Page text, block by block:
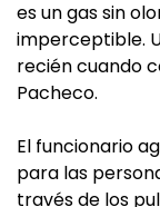
es un gas sin
imperceptible.
recién cuando
Pacheco.
El funcionario
para las
través de los